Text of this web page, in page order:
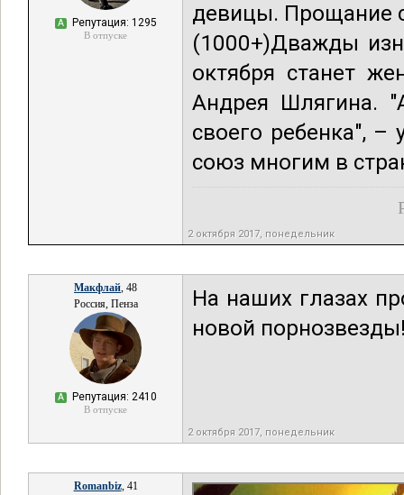
А Репутация: 1295
В отпуске
девицы. Прощание
(1000+)Дважды
октября станет
Андрея Шлягина.
своего ребенка", –
союз многим в
2 октября 2017, понедельник
Макфлай, 48
Россия, Пенза
А Репутация: 2410
В отпуске
На наших глазах
новой
2 октября 2017, понедельник
Romanbiz, 41